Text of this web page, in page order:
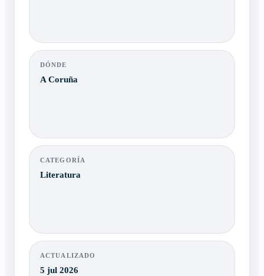
DÓNDE
A Coruña
CATEGORÍA
Literatura
ACTUALIZADO
5 jul 2026